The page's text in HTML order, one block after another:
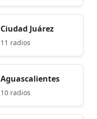
Ciudad Juárez
11 radios
Aguascalientes
10 radios